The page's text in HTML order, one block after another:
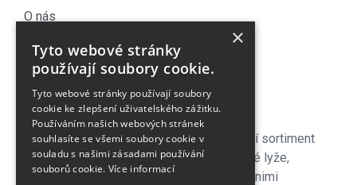
O nás
Obchodní podmínky
Kontakt
Pro naše zákazníky je připraven kompletní sortiment
lyžařského vybavení - sjezdové a bežecké lyže,
lyžařské a běžecké boty, snowboardy a s nimi
×
Tyto webové stránky
používají soubory cookie.
Tyto webové stránky používají soubory
cookie ke zlepšení uživatelského zážitku.
Používáním našich webových stránek
souhlasíte se všemi soubory cookie v
souladu s našimi zásadami používání
souborů cookie. Více informací